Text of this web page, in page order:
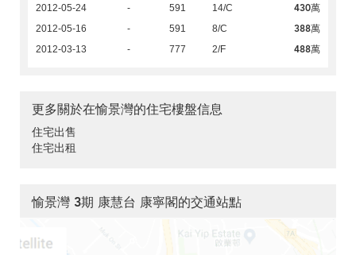
2012-05-24 - 591 14/C 430萬
2012-05-16 - 591 8/C 388萬
2012-03-13 - 777 2/F 488萬
更多關於在愉景灣的住宅樓盤信息
住宅出售
住宅出租
愉景灣 3期 康慧台 康寧閣的交通站點